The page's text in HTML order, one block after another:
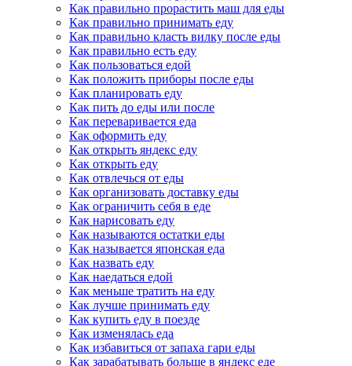
Как правильно прорастить маш для еды
Как правильно принимать еду
Как правильно класть вилку после еды
Как правильно есть еду
Как пользоваться едой
Как положить приборы после еды
Как планировать еду
Как пить до еды или после
Как переваривается еда
Как оформить еду
Как открыть яндекс еду
Как открыть еду
Как отвлечься от еды
Как организовать доставку еды
Как ограничить себя в еде
Как нарисовать еду
Как называются остатки еды
Как называется японская еда
Как назвать еду
Как наедаться едой
Как меньше тратить на еду
Как лучше принимать еду
Как купить еду в поезде
Как изменялась еда
Как избавиться от запаха гари еды
Как зарабатывать больше в яндекс еде